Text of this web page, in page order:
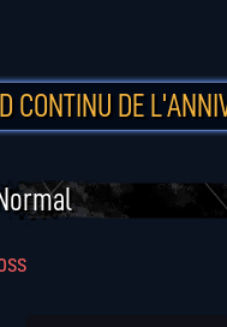
CONTINU DE